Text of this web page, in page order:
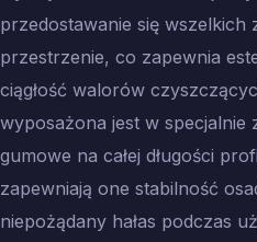
przedostawanie się wszelkich
przestrzenie, co zapewnia
ciągłość walorów
wyposażona jest w specjalnie
gumowe na całej długości
zapewniają one stabilność
niepożądany hałas podczas